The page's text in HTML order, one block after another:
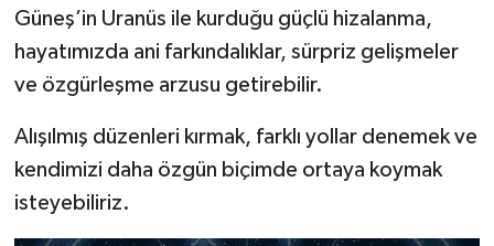
Güneş’in Uranüs ile kurduğu güçlü hizalanma,
hayatımızda ani farkındalıklar, sürpriz gelişmeler
ve özgürleşme arzusu getirebilir.
Alışılmış düzenleri kırmak, farklı yollar denemek ve
kendimizi daha özgün biçimde ortaya koymak
isteyebiliriz.